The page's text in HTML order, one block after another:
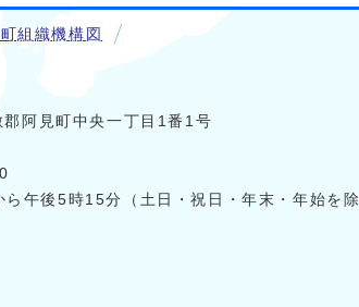
組織機構図
阿見町中央一丁目1番1号
午後5時15分（土日・祝日・年末・年始を除